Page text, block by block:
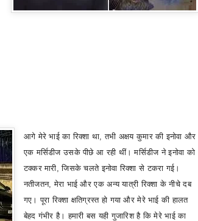
आगे मेरे भाई का रिक्शा था,तभी अक्षय कुमार की इनोवा और
एक मर्सिडीज उसके पीछे आ रही थीं। मर्सिडीज ने इनोवा को
टक्कर मारी,जिसके चलते इनोवा रिक्शा से टकरा गई।
नतीजतन,मेरा भाई और एक अन्य यात्री रिक्शा के नीचे दब
गए।पूरा रिक्शा क्षतिग्रस्त हो गया और मेरे भाई की हालत
बेहद गंभीर है। हमारी बस यही गुजारिश है कि मेरे भाई का